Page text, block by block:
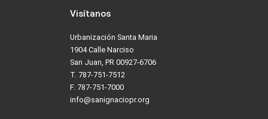
Visítanos
Urbanización Santa Maria
1904 Calle Narciso
San Juan, PR 00927-6706
T. 787-751-7512
F. 787-751-7000
info@sanignaciopr.org